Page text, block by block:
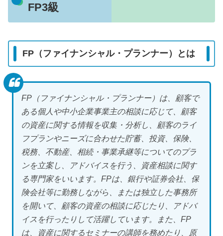
FP3級
FP（ファイナンシャル・プランナー）とは
FP（ファイナンシャル・プランナー）は、顧客で
ある個人や中小企業事業主の相談に応じて、顧客
の資産に関する情報を収集・分析し、顧客のライ
フプランやニーズに合わせた貯蓄、投資、保険、
税務、不動産、相続・事業承継等についてのプラ
ンを立案し、アドバイスを行う、資産相談に関す
る専門家をいいます。FPは、銀行や証券会社、保
険会社等に勤務しながら、または独立した事務所
を開いて、顧客の資産の相談に応じたり、アドバ
イスを行ったりして活躍しています。また、FP
は、資産に関するセミナーの講師を務めたり、原